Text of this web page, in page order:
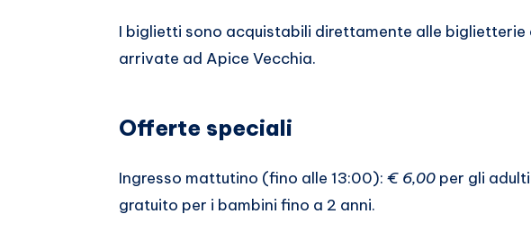
I biglietti sono acquistabili direttamente alle biglietterie
arrivate ad Apice Vecchia.
Offerte speciali
Ingresso mattutino (fino alle 13:00): € 6,00 per gli
gratuito per i bambini fino a 2 anni.